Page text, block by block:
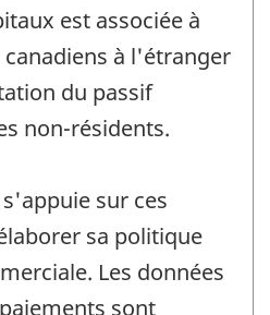
est associée à
à l'étranger
du passif
non-résidents.
sur ces
sa politique
Les données
sont